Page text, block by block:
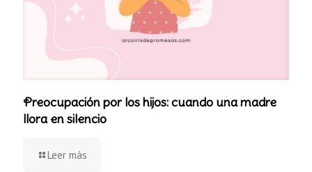
Preocupación por los hijos: cuando una madre
llora en silencio
Leer más